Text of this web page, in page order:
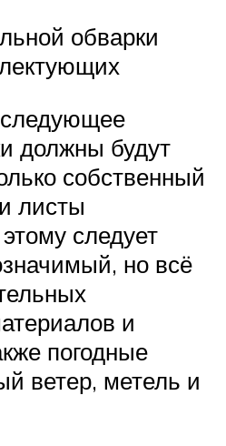
обварки
должны будут
собственный
листы
следует
но всё
и
погодные
ветер, метель и